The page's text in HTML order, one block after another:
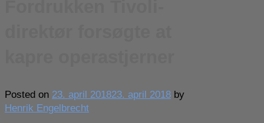
Posted on 23. april 201823. april 2018 by
Henrik Engelbrecht